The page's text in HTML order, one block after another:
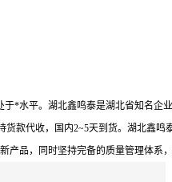
*水平。湖北鑫鸣泰是湖北省知名
款代收，国内2~5天到货。湖北鑫
产品，同时坚持完备的质量管理体